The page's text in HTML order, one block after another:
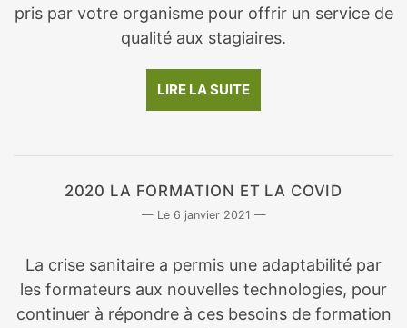
pris par votre organisme pour offrir un service de
qualité aux stagiaires.
LIRE LA SUITE
2020 LA FORMATION ET LA COVID
6 janvier 2021
La crise sanitaire a permis une adaptabilité par
les formateurs aux nouvelles technologies, pour
continuer à répondre à ces besoins de formation